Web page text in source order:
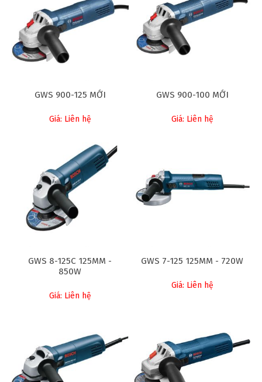
GWS 900-125 MỚI
Giá: Liên hệ
GWS 900-100 MỚI
Giá: Liên hệ
GWS 8-125C 125MM -
850W
Giá: Liên hệ
GWS 7-125 125MM - 720W
Giá: Liên hệ